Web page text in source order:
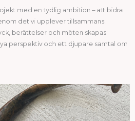
med en tydlig ambition – att bidra
det vi upplever tillsammans.
berättelser och möten skapas
perspektiv och ett djupare samtal om